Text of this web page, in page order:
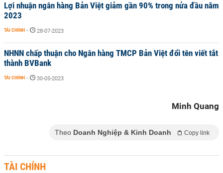
Lợi nhuận ngân hàng Bản Việt giảm gần 90% trong nửa đầu năm
2023
TÀI CHÍNH - 28-07-2023
NHNN chấp thuận cho Ngân hàng TMCP Bản Việt đổi tên viết tắt
thành BVBank
TÀI CHÍNH - 30-05-2023
Minh Quang
Theo Doanh Nghiệp & Kinh Doanh Copy link
TÀI CHÍNH